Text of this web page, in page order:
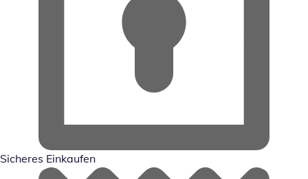
Sicheres Einkaufen